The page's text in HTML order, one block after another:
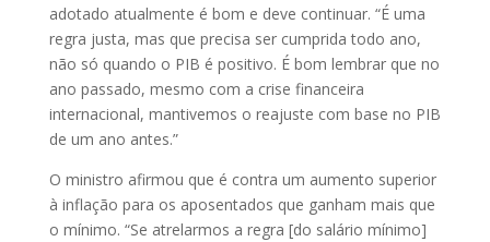
adotado atualmente é bom e deve continuar. “É uma
regra justa, mas que precisa ser cumprida todo ano,
não só quando o PIB é positivo. É bom lembrar que no
ano passado, mesmo com a crise financeira
internacional, mantivemos o reajuste com base no PIB
de um ano antes.”
O ministro afirmou que é contra um aumento superior
à inflação para os aposentados que ganham mais que
o mínimo. “Se atrelarmos a regra [do salário mínimo]